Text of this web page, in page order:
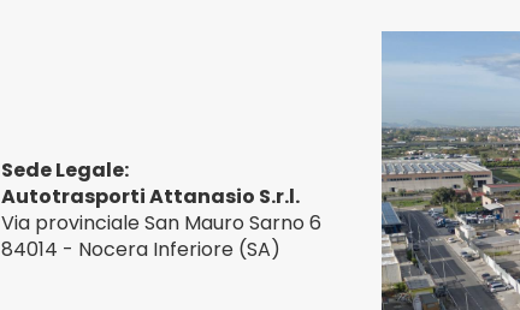
MY ATTANASIO
CONTATTACI
Sede Legale:
Autotrasporti Attanasio S.r.l.
Via provinciale San Mauro Sarno 6
84014 - Nocera Inferiore (SA)